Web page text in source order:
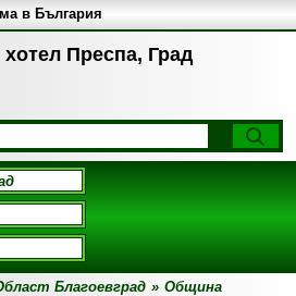
Преспа, Град
в България
Благоевград » Община